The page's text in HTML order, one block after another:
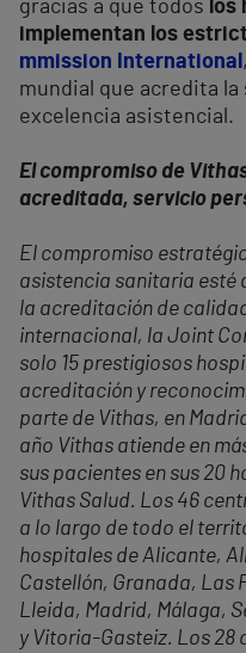
gracias a que todos los
implementan los
mmission International
mundial que acredita
excelencia asistencial.
El compromiso de
acreditada, servicio
El compromiso
asistencia sanitaria esté
la acreditación de
internacional, la Joint
solo 15 prestigiosos
acreditación y
parte de Vithas, en
año Vithas atiende en
sus pacientes en sus 20
Vithas Salud. Los 46
a lo largo de todo el
hospitales de Alicante,
Castellón, Granada, Las
Lleida, Madrid, Málaga,
y Vitoria-Gasteiz. Los 28